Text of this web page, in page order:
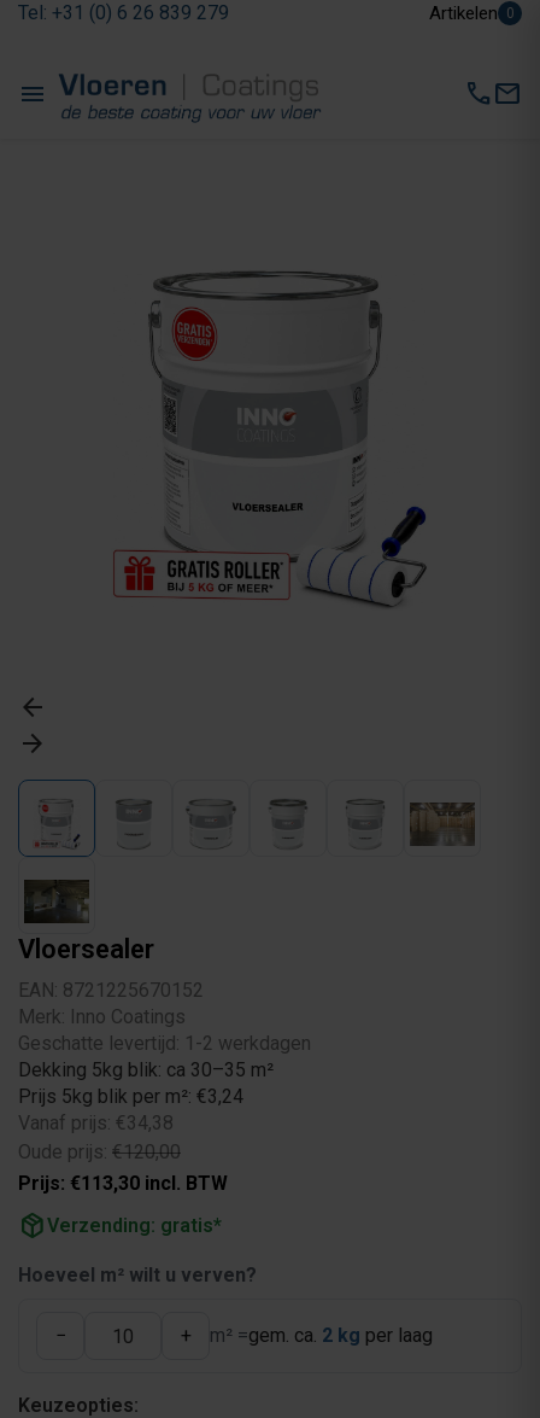
Tel: +31 (0) 6 26 839 279 Artikelen 0
menu callmail
arrow_back
arrow_forward
Vloersealer
EAN: 8721225670152
Merk: Inno Coatings
Geschatte levertijd: 1-2 werkdagen
Dekking 5kg blik: ca 30–35 m²
Prijs 5kg blik per m²: €3,24
Vanaf prijs: €34,38
Oude prijs: €120,00
Prijs: €113,30 incl. BTW
package_2Verzending: gratis*
Hoeveel m² wilt u verven?
− + m² =gem. ca. 2 kg per laag
Keuzeopties: